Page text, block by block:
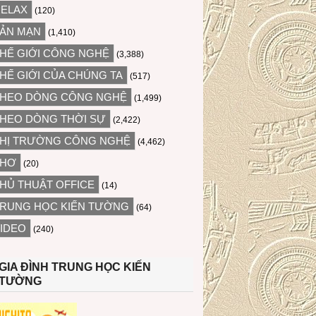
(120)
MẠN (1,410)
GIỚI CÔNG NGHỆ (3,388)
GIỚI CỦA CHÚNG TA (517)
DÒNG CÔNG NGHỆ (1,499)
DÒNG THỜI SỰ (2,422)
TRƯỜNG CÔNG NGHỆ (4,462)
(20)
THUẬT OFFICE (14)
HỌC KIẾN TƯỜNG (64)
(240)
ĐÌNH TRUNG HỌC KIẾN